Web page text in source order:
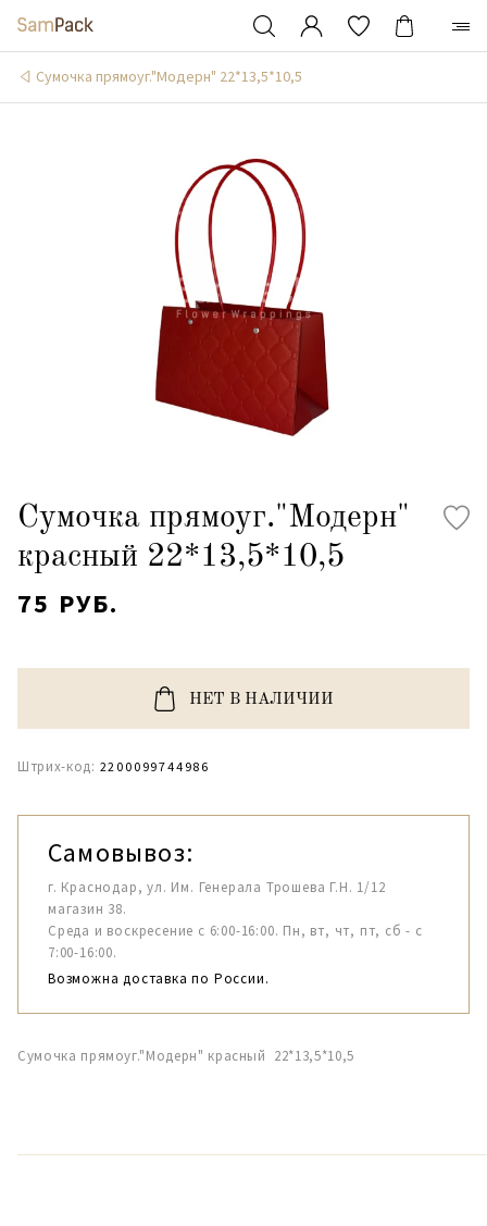
Сумочка прямоуг."Модерн" 22*13,5*10,5
Сумочка прямоуг."Модерн"
красный 22*13,5*10,5
75 РУБ.
НЕТ В НАЛИЧИИ
Штрих-код: 2200099744986
Самовывоз:
г. Краснодар, ул. Им. Генерала Трошева Г.Н. 1/12
магазин 38.
Среда и воскресение с 6:00-16:00. Пн, вт, чт, пт, сб - с
7:00-16:00.
Возможна доставка по России.
Сумочка прямоуг."Модерн" красный 22*13,5*10,5